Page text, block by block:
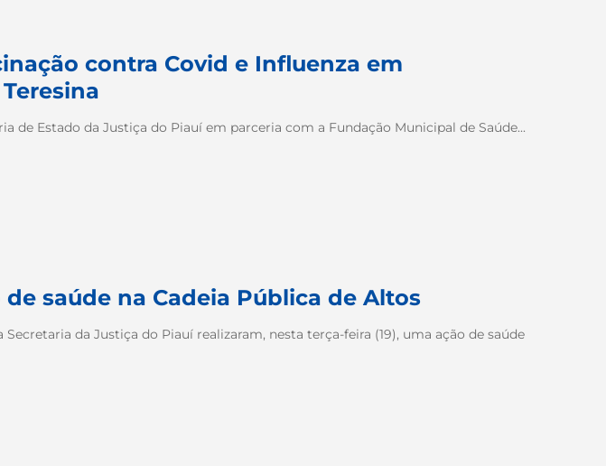
contra Covid e Influenza em
de Estado da Justiça do Piauí em parceria com a Fundação Municipal de Saúde...
de saúde na Cadeia Pública de Altos
da Justiça do Piauí realizaram, nesta terça-feira (19), uma ação de saúde